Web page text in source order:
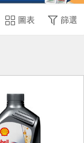
圖表 篩選